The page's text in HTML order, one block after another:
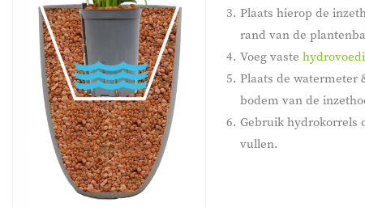
Plaats hierop de
rand van de
Voeg vaste
Plaats de watermeter
bodem van de
Gebruik hydrokorrels
vullen.